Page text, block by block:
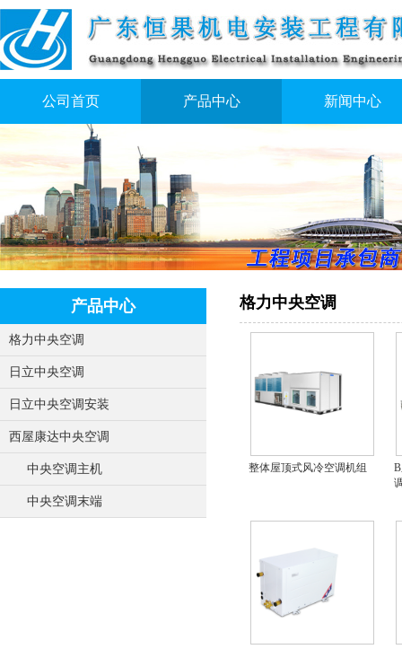
公司首页 产品中心 新闻中心
产品中心
格力中央空调
日立中央空调
日立中央空调安装
西屋康达中央空调
中央空调主机
中央空调末端
格力中央空调
整体屋顶式风冷空调机组